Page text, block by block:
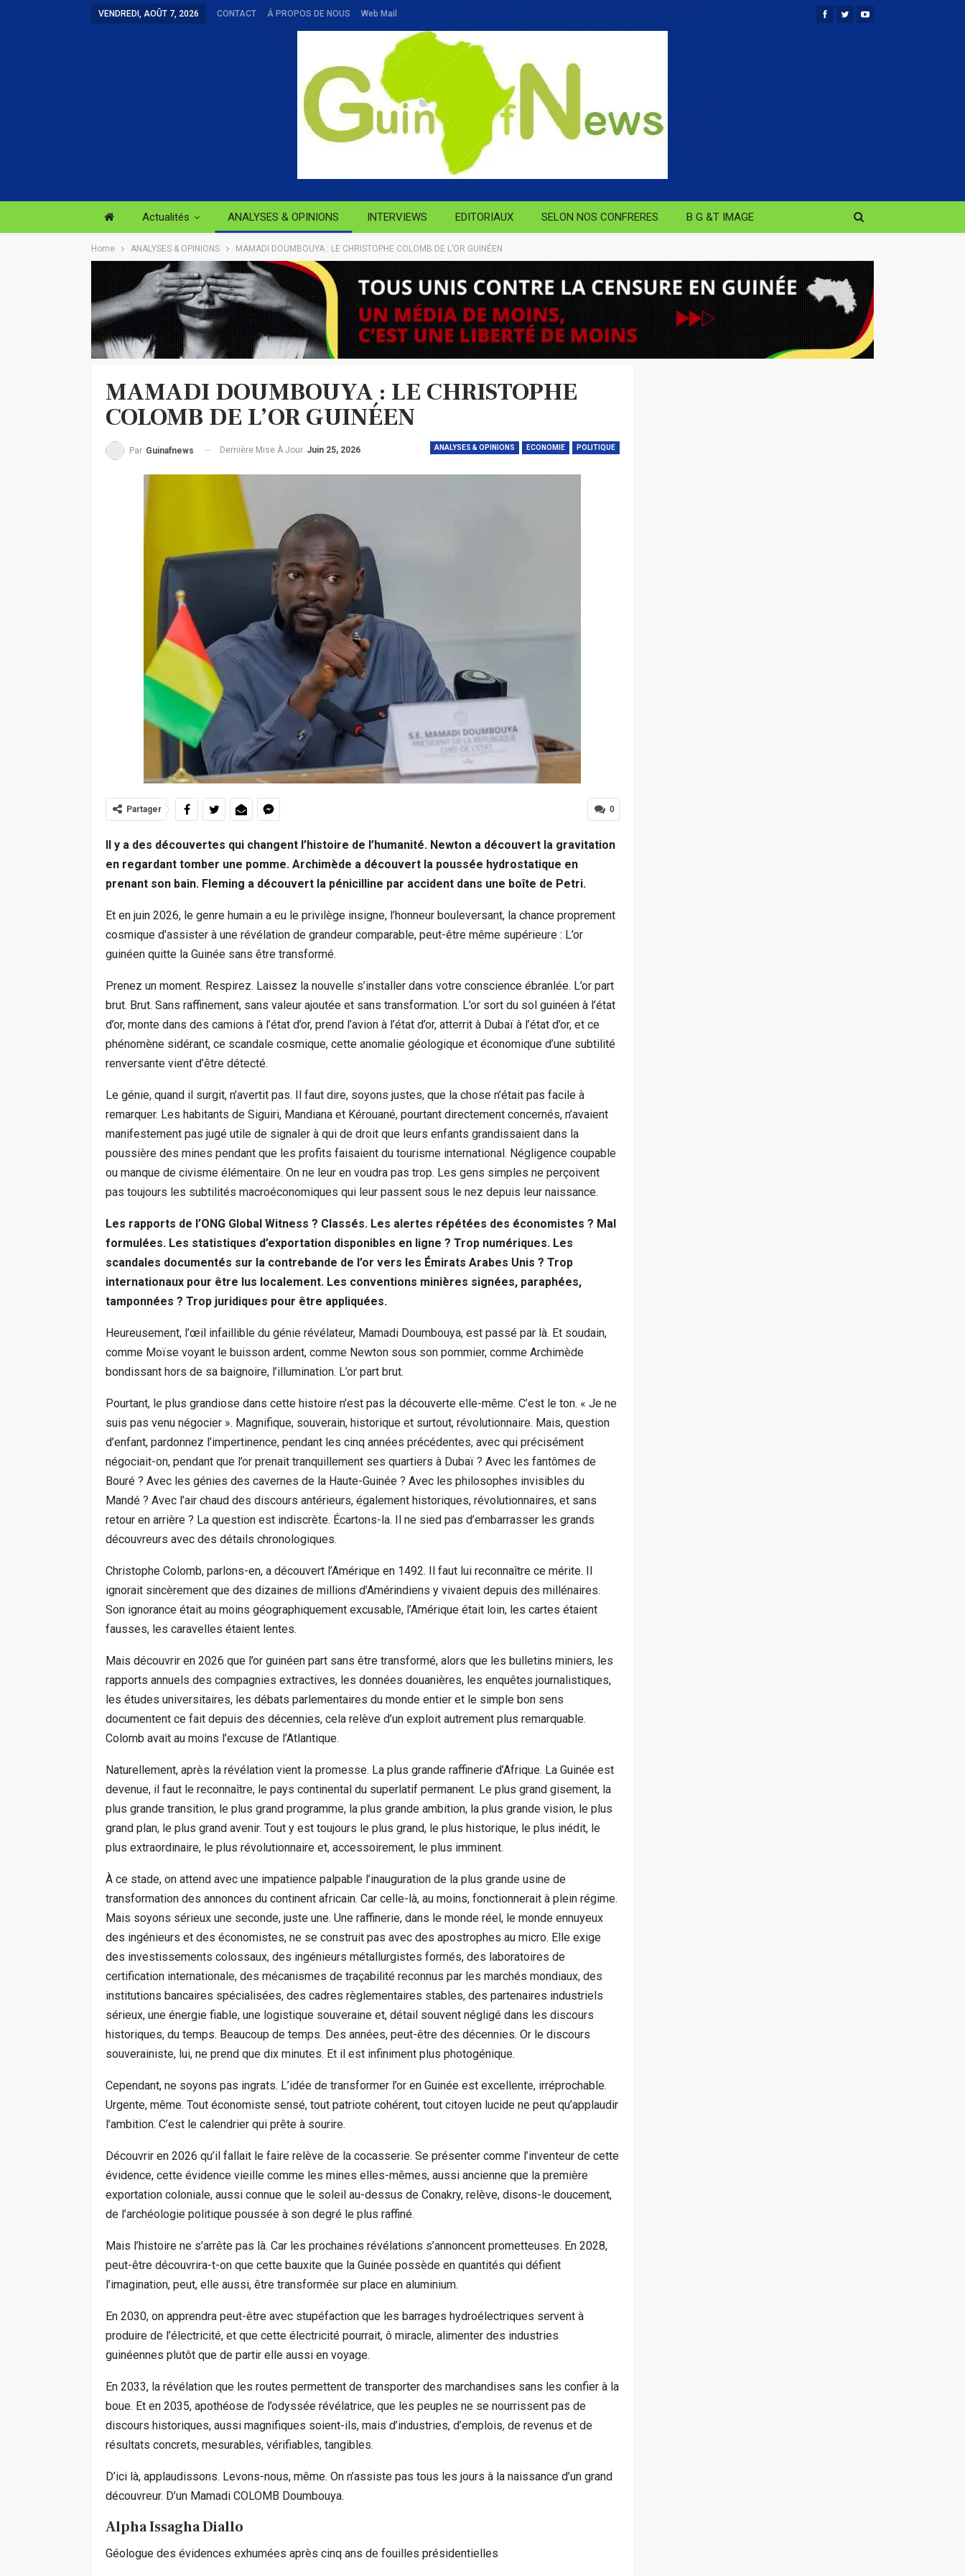
VENDREDI, AOÛT 7, 2026 CONTACT Á PROPOS DE NOUS Web Mail
Actualités ANALYSES & OPINIONS INTERVIEWS EDITORIAUX SELON NOS CONFRERES B G &T IMAGE
Home ANALYSES & OPINIONS MAMADI DOUMBOUYA : LE CHRISTOPHE COLOMB DE L’OR GUINÉEN
MAMADI DOUMBOUYA : LE CHRISTOPHE
COLOMB DE L’OR GUINÉEN
ANALYSES & OPINIONS ECONOMIE POLITIQUE
Par Guinafnews Dernière Mise À Jour Juin 25, 2026
0
Partager
Il y a des découvertes qui changent l’histoire de l’humanité. Newton a découvert la gravitation
en regardant tomber une pomme. Archimède a découvert la poussée hydrostatique en
prenant son bain. Fleming a découvert la pénicilline par accident dans une boîte de Petri.
Et en juin 2026, le genre humain a eu le privilège insigne, l’honneur bouleversant, la chance proprement
cosmique d’assister à une révélation de grandeur comparable, peut-être même supérieure : L’or
guinéen quitte la Guinée sans être transformé.
Prenez un moment. Respirez. Laissez la nouvelle s’installer dans votre conscience ébranlée. L’or part
brut. Brut. Sans raffinement, sans valeur ajoutée et sans transformation. L’or sort du sol guinéen à l’état
d’or, monte dans des camions à l’état d’or, prend l’avion à l’état d’or, atterrit à Dubaï à l’état d’or, et ce
phénomène sidérant, ce scandale cosmique, cette anomalie géologique et économique d’une subtilité
renversante vient d’être détecté.
Le génie, quand il surgit, n’avertit pas. Il faut dire, soyons justes, que la chose n’était pas facile à
remarquer. Les habitants de Siguiri, Mandiana et Kérouané, pourtant directement concernés, n’avaient
manifestement pas jugé utile de signaler à qui de droit que leurs enfants grandissaient dans la
poussière des mines pendant que les profits faisaient du tourisme international. Négligence coupable
ou manque de civisme élémentaire. On ne leur en voudra pas trop. Les gens simples ne perçoivent
pas toujours les subtilités macroéconomiques qui leur passent sous le nez depuis leur naissance.
Les rapports de l’ONG Global Witness ? Classés. Les alertes répétées des économistes ? Mal
formulées. Les statistiques d’exportation disponibles en ligne ? Trop numériques. Les
scandales documentés sur la contrebande de l’or vers les Émirats Arabes Unis ? Trop
internationaux pour être lus localement. Les conventions minières signées, paraphées,
tamponnées ? Trop juridiques pour être appliquées.
Heureusement, l’œil infaillible du génie révélateur, Mamadi Doumbouya, est passé par là. Et soudain,
comme Moïse voyant le buisson ardent, comme Newton sous son pommier, comme Archimède
bondissant hors de sa baignoire, l’illumination. L’or part brut.
Pourtant, le plus grandiose dans cette histoire n’est pas la découverte elle-même. C’est le ton. « Je ne
suis pas venu négocier ». Magnifique, souverain, historique et surtout, révolutionnaire. Mais, question
d’enfant, pardonnez l’impertinence, pendant les cinq années précédentes, avec qui précisément
négociait-on, pendant que l’or prenait tranquillement ses quartiers à Dubaï ? Avec les fantômes de
Bouré ? Avec les génies des cavernes de la Haute-Guinée ? Avec les philosophes invisibles du
Mandé ? Avec l’air chaud des discours antérieurs, également historiques, révolutionnaires, et sans
retour en arrière ? La question est indiscrète. Écartons-la. Il ne sied pas d’embarrasser les grands
découvreurs avec des détails chronologiques.
Christophe Colomb, parlons-en, a découvert l’Amérique en 1492. Il faut lui reconnaître ce mérite. Il
ignorait sincèrement que des dizaines de millions d’Amérindiens y vivaient depuis des millénaires.
Son ignorance était au moins géographiquement excusable, l’Amérique était loin, les cartes étaient
fausses, les caravelles étaient lentes.
Mais découvrir en 2026 que l’or guinéen part sans être transformé, alors que les bulletins miniers, les
rapports annuels des compagnies extractives, les données douanières, les enquêtes journalistiques,
les études universitaires, les débats parlementaires du monde entier et le simple bon sens
documentent ce fait depuis des décennies, cela relève d’un exploit autrement plus remarquable.
Colomb avait au moins l’excuse de l’Atlantique.
Naturellement, après la révélation vient la promesse. La plus grande raffinerie d’Afrique. La Guinée est
devenue, il faut le reconnaître, le pays continental du superlatif permanent. Le plus grand gisement, la
plus grande transition, le plus grand programme, la plus grande ambition, la plus grande vision, le plus
grand plan, le plus grand avenir. Tout y est toujours le plus grand, le plus historique, le plus inédit, le
plus extraordinaire, le plus révolutionnaire et, accessoirement, le plus imminent.
À ce stade, on attend avec une impatience palpable l’inauguration de la plus grande usine de
transformation des annonces du continent africain. Car celle-là, au moins, fonctionnerait à plein régime.
Mais soyons sérieux une seconde, juste une. Une raffinerie, dans le monde réel, le monde ennuyeux
des ingénieurs et des économistes, ne se construit pas avec des apostrophes au micro. Elle exige
des investissements colossaux, des ingénieurs métallurgistes formés, des laboratoires de
certification internationale, des mécanismes de traçabilité reconnus par les marchés mondiaux, des
institutions bancaires spécialisées, des cadres règlementaires stables, des partenaires industriels
sérieux, une énergie fiable, une logistique souveraine et, détail souvent négligé dans les discours
historiques, du temps. Beaucoup de temps. Des années, peut-être des décennies. Or le discours
souverainiste, lui, ne prend que dix minutes. Et il est infiniment plus photogénique.
Cependant, ne soyons pas ingrats. L’idée de transformer l’or en Guinée est excellente, irréprochable.
Urgente, même. Tout économiste sensé, tout patriote cohérent, tout citoyen lucide ne peut qu’applaudir
l’ambition. C’est le calendrier qui prête à sourire.
Découvrir en 2026 qu’il fallait le faire relève de la cocasserie. Se présenter comme l’inventeur de cette
évidence, cette évidence vieille comme les mines elles-mêmes, aussi ancienne que la première
exportation coloniale, aussi connue que le soleil au-dessus de Conakry, relève, disons-le doucement,
de l’archéologie politique poussée à son degré le plus raffiné.
Mais l’histoire ne s’arrête pas là. Car les prochaines révélations s’annoncent prometteuses. En 2028,
peut-être découvrira-t-on que cette bauxite que la Guinée possède en quantités qui défient
l’imagination, peut, elle aussi, être transformée sur place en aluminium.
En 2030, on apprendra peut-être avec stupéfaction que les barrages hydroélectriques servent à
produire de l’électricité, et que cette électricité pourrait, ô miracle, alimenter des industries
guinéennes plutôt que de partir elle aussi en voyage.
En 2033, la révélation que les routes permettent de transporter des marchandises sans les confier à la
boue. Et en 2035, apothéose de l’odyssée révélatrice, que les peuples ne se nourrissent pas de
discours historiques, aussi magnifiques soient-ils, mais d’industries, d’emplois, de revenus et de
résultats concrets, mesurables, vérifiables, tangibles.
D’ici là, applaudissons. Levons-nous, même. On n’assiste pas tous les jours à la naissance d’un grand
découvreur. D’un Mamadi COLOMB Doumbouya.
Alpha Issagha Diallo
Géologue des évidences exhumées après cinq ans de fouilles présidentielles